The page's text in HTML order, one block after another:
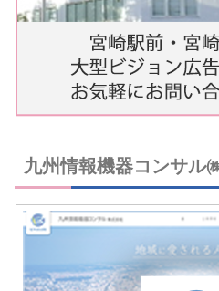
九州情報機器コンサル